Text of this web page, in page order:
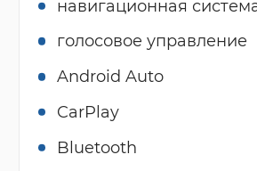
навигационная
голосовое управление
Android Auto
CarPlay
Bluetooth